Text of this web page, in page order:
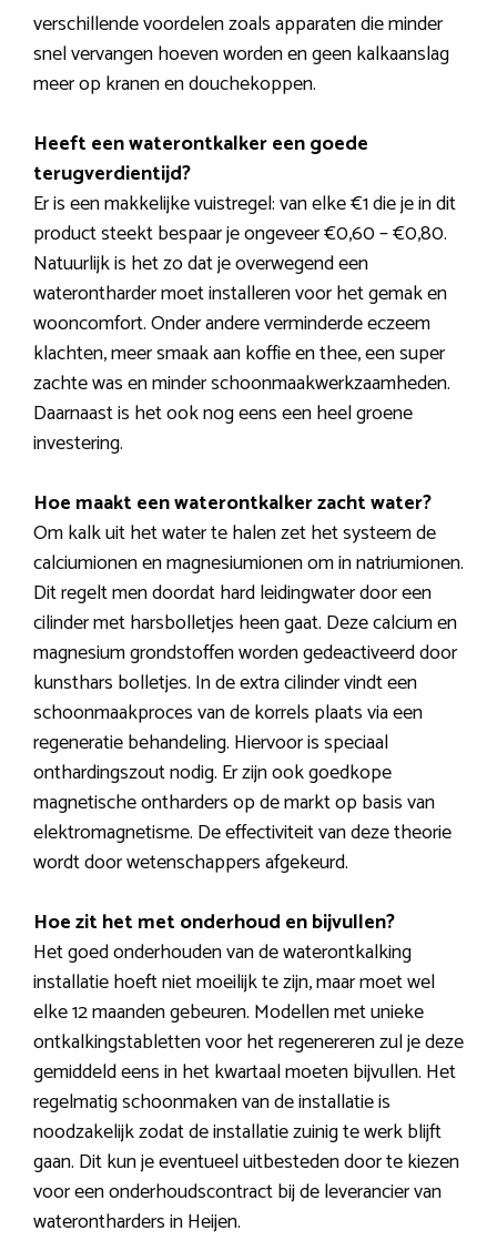
verschillende voordelen zoals apparaten die minder
snel vervangen hoeven worden en geen kalkaanslag
meer op kranen en douchekoppen.
Heeft een waterontkalker een goede
terugverdientijd?
Er is een makkelijke vuistregel: van elke €1 die je in dit
product steekt bespaar je ongeveer €0,60 – €0,80.
Natuurlijk is het zo dat je overwegend een
waterontharder moet installeren voor het gemak en
wooncomfort. Onder andere verminderde eczeem
klachten, meer smaak aan koffie en thee, een super
zachte was en minder schoonmaakwerkzaamheden.
Daarnaast is het ook nog eens een heel groene
investering.
Hoe maakt een waterontkalker zacht water?
Om kalk uit het water te halen zet het systeem de
calciumionen en magnesiumionen om in natriumionen.
Dit regelt men doordat hard leidingwater door een
cilinder met harsbolletjes heen gaat. Deze calcium en
magnesium grondstoffen worden gedeactiveerd door
kunsthars bolletjes. In de extra cilinder vindt een
schoonmaakproces van de korrels plaats via een
regeneratie behandeling. Hiervoor is speciaal
onthardingszout nodig. Er zijn ook goedkope
magnetische ontharders op de markt op basis van
elektromagnetisme. De effectiviteit van deze theorie
wordt door wetenschappers afgekeurd.
Hoe zit het met onderhoud en bijvullen?
Het goed onderhouden van de waterontkalking
installatie hoeft niet moeilijk te zijn, maar moet wel
elke 12 maanden gebeuren. Modellen met unieke
ontkalkingstabletten voor het regenereren zul je deze
gemiddeld eens in het kwartaal moeten bijvullen. Het
regelmatig schoonmaken van de installatie is
noodzakelijk zodat de installatie zuinig te werk blijft
gaan. Dit kun je eventueel uitbesteden door te kiezen
voor een onderhoudscontract bij de leverancier van
waterontharders in Heijen.